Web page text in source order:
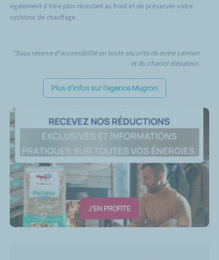
également d’être plus résistant au froid et de préserver votre
système de chauffage.
*Sous réserve d'accessibilité en toute sécurité de notre camion
et du chariot élévateur.
Plus d'infos sur l'agence Mugron
J'EN PROFITE